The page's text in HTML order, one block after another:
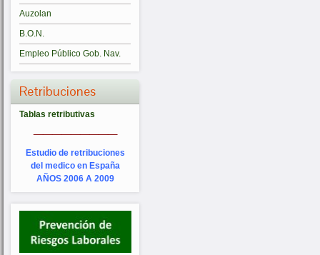
Auzolan
B.O.N.
Empleo Público Gob. Nav.
Retribuciones
Tablas retributivas
Estudio de retribuciones
del medico en España
AÑOS 2006 A 2009